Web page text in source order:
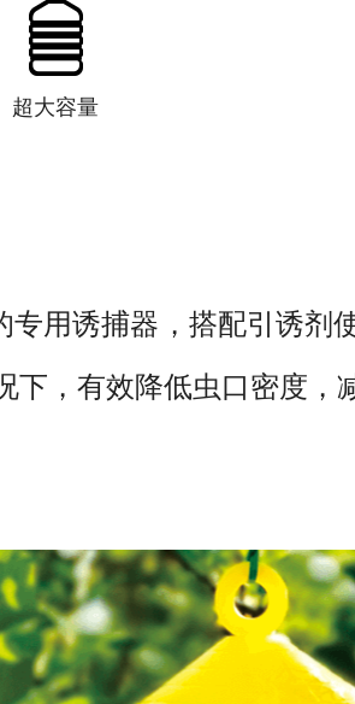
超大容量
用诱捕器，搭配引诱剂
，有效降低虫口密度，